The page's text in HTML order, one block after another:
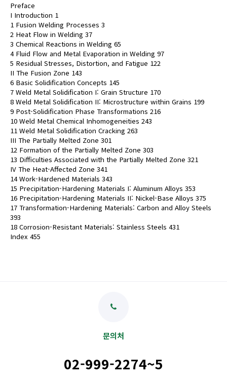
Preface
I Introduction 1
1 Fusion Welding Processes 3
2 Heat Flow in Welding 37
3 Chemical Reactions in Welding 65
4 Fluid Flow and Metal Evaporation in Welding 97
5 Residual Stresses, Distortion, and Fatigue 122
II The Fusion Zone 143
6 Basic Solidification Concepts 145
7 Weld Metal Solidification I: Grain Structure 170
8 Weld Metal Solidification II: Microstructure within Grains 199
9 Post-Solidification Phase Transformations 216
10 Weld Metal Chemical Inhomogeneities 243
11 Weld Metal Solidification Cracking 263
III The Partially Melted Zone 301
12 Formation of the Partially Melted Zone 303
13 Difficulties Associated with the Partially Melted Zone 321
IV The Heat-Affected Zone 341
14 Work-Hardened Materials 343
15 Precipitation-Hardening Materials I: Aluminum Alloys 353
16 Precipitation-Hardening Materials II: Nickel-Base Alloys 375
17 Transformation-Hardening Materials: Carbon and Alloy Steels
393
18 Corrosion-Resistant Materials: Stainless Steels 431
Index 455
문의처
02-999-2274~5